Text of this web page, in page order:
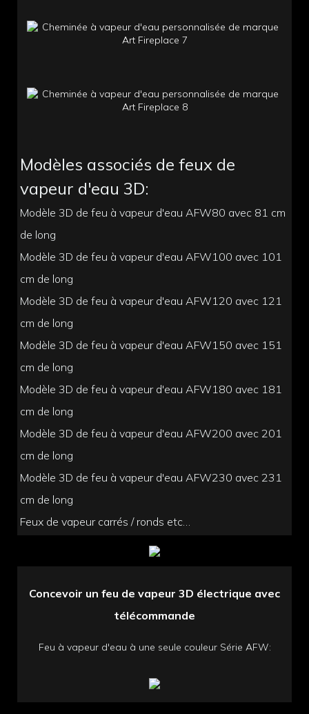
Modèles associés de feux de
vapeur d'eau 3D:
Modèle 3D de feu à vapeur d'eau AFW80 avec 81 cm
de long
Modèle 3D de feu à vapeur d'eau AFW100 avec 101
cm de long
Modèle 3D de feu à vapeur d'eau AFW120 avec 121
cm de long
Modèle 3D de feu à vapeur d'eau AFW150 avec 151
cm de long
Modèle 3D de feu à vapeur d'eau AFW180 avec 181
cm de long
Modèle 3D de feu à vapeur d'eau AFW200 avec 201
cm de long
Modèle 3D de feu à vapeur d'eau AFW230 avec 231
cm de long
Feux de vapeur carrés / ronds etc…
Concevoir un feu de vapeur 3D électrique avec
télécommande
Feu à vapeur d'eau à une seule couleur Série AFW: